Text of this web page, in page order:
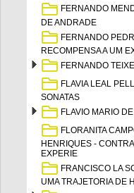
FERNANDO
DE ANDRADE
FERNANDO
RECOMPENSA A UM
FERNANDO
FLAVIA LEAL
SONATAS
FLAVIO MARIO
FLORANITA
HENRIQUES -
EXPERIE
FRANCISCO LA
UMA TRAJETORIA DE